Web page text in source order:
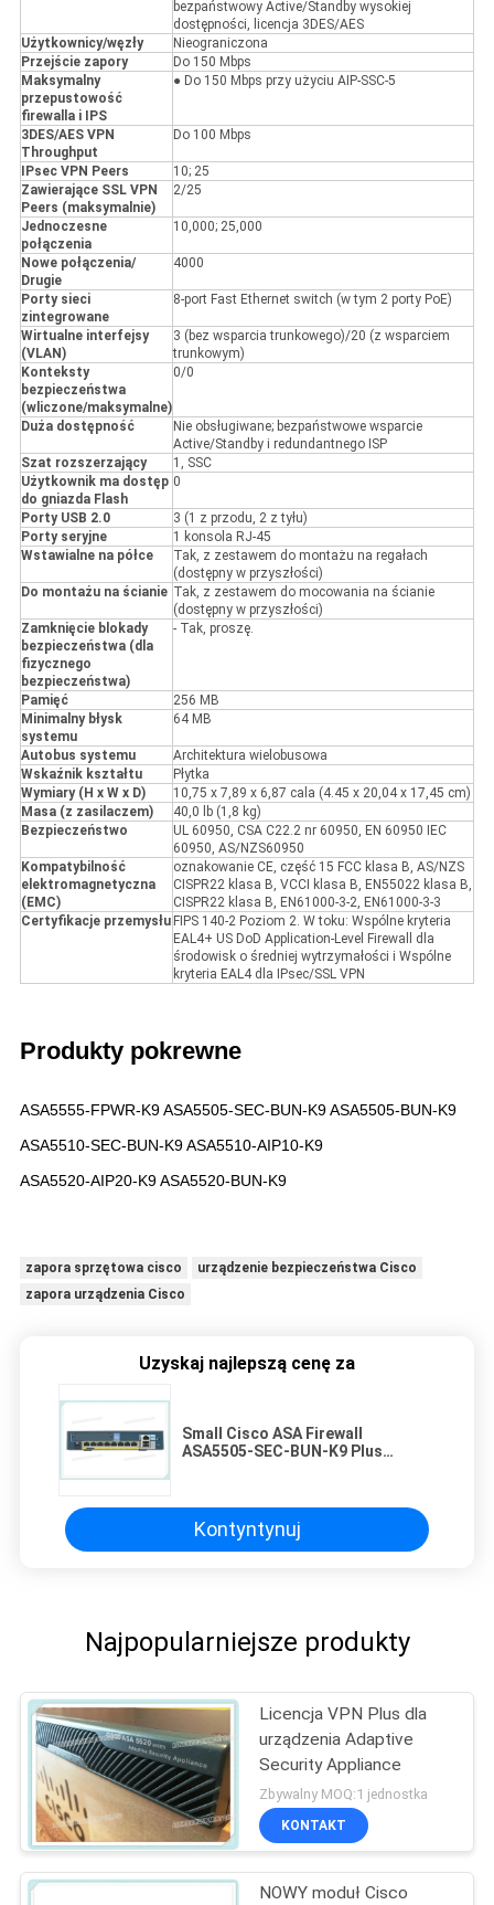
bezpaństwowy Active/Standby wysokiej
dostępności, licencja 3DES/AES
Użytkownicy/węzły
Nieograniczona
Przejście zapory
Do 150 Mbps
Maksymalny
przepustowość
firewalla i IPS
● Do 150 Mbps przy użyciu AIP-SSC-5
3DES/AES VPN
Throughput
Do 100 Mbps
IPsec VPN Peers
10; 25
Zawierające SSL VPN
Peers (maksymalnie)
2/25
Jednoczesne
połączenia
10,000; 25,000
Nowe połączenia/
Drugie
4000
Porty sieci
zintegrowane
8-port Fast Ethernet switch (w tym 2 porty PoE)
Wirtualne interfejsy
(VLAN)
3 (bez wsparcia trunkowego)/20 (z wsparciem
trunkowym)
Konteksty
bezpieczeństwa
(wliczone/maksymalne)
0/0
Duża dostępność
Nie obsługiwane; bezpaństwowe wsparcie
Active/Standby i redundantnego ISP
Szat rozszerzający
1, SSC
Użytkownik ma dostęp
do gniazda Flash
0
Porty USB 2.0
3 (1 z przodu, 2 z tyłu)
Porty seryjne
1 konsola RJ-45
Wstawialne na półce
Tak, z zestawem do montażu na regałach
(dostępny w przyszłości)
Do montażu na ścianie Tak, z zestawem do mocowania na ścianie
(dostępny w przyszłości)
Zamknięcie blokady
bezpieczeństwa (dla
fizycznego
bezpieczeństwa)
- Tak, proszę.
Pamięć
256 MB
Minimalny błysk
systemu
64 MB
Autobus systemu
Architektura wielobusowa
Wskaźnik kształtu
Płytka
Wymiary (H x W x D)
10,75 x 7,89 x 6,87 cala (4.45 x 20,04 x 17,45 cm)
Masa (z zasilaczem)
40,0 lb (1,8 kg)
Bezpieczeństwo
UL 60950, CSA C22.2 nr 60950, EN 60950 IEC
60950, AS/NZS60950
Kompatybilność
elektromagnetyczna
(EMC)
oznakowanie CE, część 15 FCC klasa B, AS/NZS
CISPR22 klasa B, VCCI klasa B, EN55022 klasa B,
CISPR22 klasa B, EN61000-3-2, EN61000-3-3
Certyfikacje przemysłu FIPS 140-2 Poziom 2. W toku: Wspólne kryteria
EAL4+ US DoD Application-Level Firewall dla
środowisk o średniej wytrzymałości i Wspólne
kryteria EAL4 dla IPsec/SSL VPN
Produkty pokrewne
ASA5555-FPWR-K9 ASA5505-SEC-BUN-K9 ASA5505-BUN-K9
ASA5510-SEC-BUN-K9 ASA5510-AIP10-K9
ASA5520-AIP20-K9 ASA5520-BUN-K9
zapora sprzętowa cisco
urządzenie bezpieczeństwa Cisco
zapora urządzenia Cisco
Uzyskaj najlepszą cenę za
Small Cisco ASA Firewall
ASA5505-SEC-BUN-K9 Plus
Kontyntynuj
Najpopularniejsze produkty
Licencja VPN Plus dla
urządzenia Adaptive
Security Appliance
Zbywalny MOQ:1 jednostka
KONTAKT
NOWY moduł Cisco